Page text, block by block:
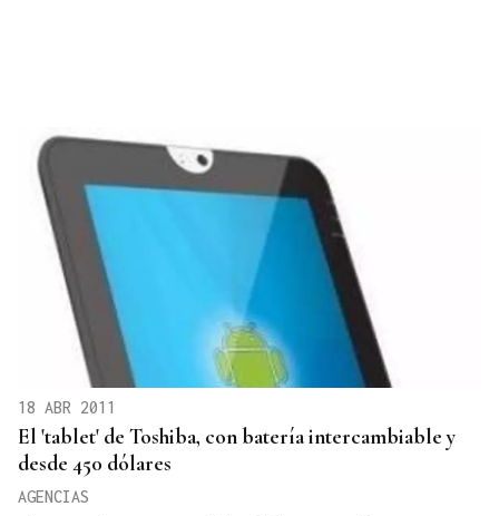
18 ABR 2011
El 'tablet' de Toshiba, con batería intercambiable y
desde 450 dólares
AGENCIAS